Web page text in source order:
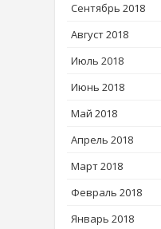
Сентябрь 2018
Август 2018
Июль 2018
Июнь 2018
Май 2018
Апрель 2018
Март 2018
Февраль 2018
Январь 2018